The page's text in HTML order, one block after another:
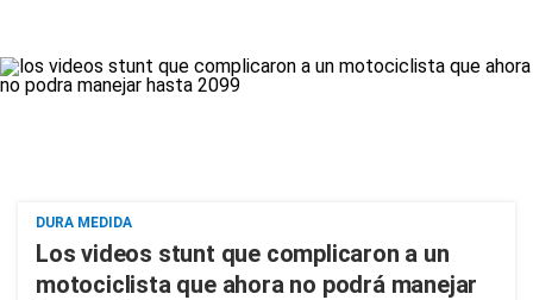
DURA MEDIDA
Los videos stunt que complicaron a un
motociclista que ahora no podrá manejar